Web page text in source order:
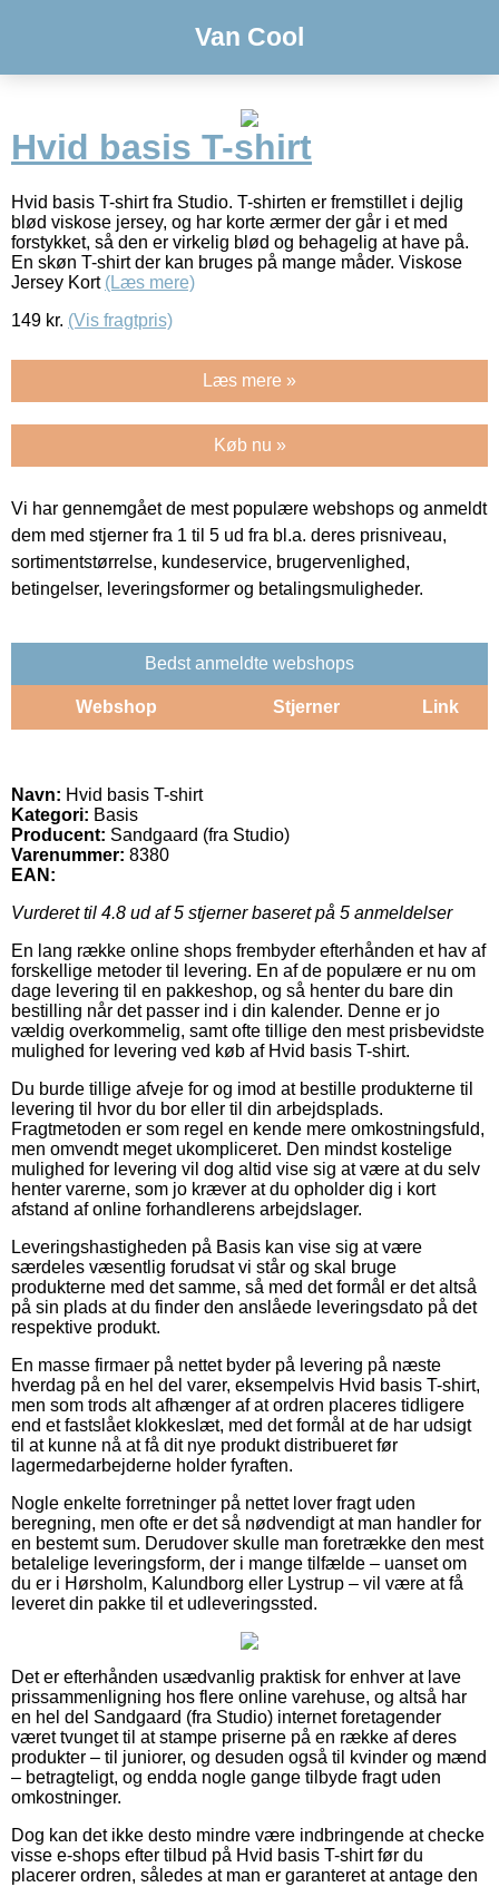
Van Cool
Hvid basis T-shirt
Hvid basis T-shirt fra Studio. T-shirten er fremstillet i dejlig
blød viskose jersey, og har korte ærmer der går i et med
forstykket, så den er virkelig blød og behagelig at have på.
En skøn T-shirt der kan bruges på mange måder. Viskose
Jersey Kort (Læs mere)
149 kr. (Vis fragtpris)
Læs mere »
Køb nu »
Vi har gennemgået de mest populære webshops og anmeldt
dem med stjerner fra 1 til 5 ud fra bl.a. deres prisniveau,
sortimentstørrelse, kundeservice, brugervenlighed,
betingelser, leveringsformer og betalingsmuligheder.
Bedst anmeldte webshops
Webshop Stjerner Link
Navn: Hvid basis T-shirt
Kategori: Basis
Producent: Sandgaard (fra Studio)
Varenummer: 8380
EAN:
Vurderet til 4.8 ud af 5 stjerner baseret på 5 anmeldelser
En lang række online shops frembyder efterhånden et hav af
forskellige metoder til levering. En af de populære er nu om
dage levering til en pakkeshop, og så henter du bare din
bestilling når det passer ind i din kalender. Denne er jo
vældig overkommelig, samt ofte tillige den mest prisbevidste
mulighed for levering ved køb af Hvid basis T-shirt.
Du burde tillige afveje for og imod at bestille produkterne til
levering til hvor du bor eller til din arbejdsplads.
Fragtmetoden er som regel en kende mere omkostningsfuld,
men omvendt meget ukompliceret. Den mindst kostelige
mulighed for levering vil dog altid vise sig at være at du selv
henter varerne, som jo kræver at du opholder dig i kort
afstand af online forhandlerens arbejdslager.
Leveringshastigheden på Basis kan vise sig at være
særdeles væsentlig forudsat vi står og skal bruge
produkterne med det samme, så med det formål er det altså
på sin plads at du finder den anslåede leveringsdato på det
respektive produkt.
En masse firmaer på nettet byder på levering på næste
hverdag på en hel del varer, eksempelvis Hvid basis T-shirt,
men som trods alt afhænger af at ordren placeres tidligere
end et fastslået klokkeslæt, med det formål at de har udsigt
til at kunne nå at få dit nye produkt distribueret før
lagermedarbejderne holder fyraften.
Nogle enkelte forretninger på nettet lover fragt uden
beregning, men ofte er det så nødvendigt at man handler for
en bestemt sum. Derudover skulle man foretrække den mest
betalelige leveringsform, der i mange tilfælde – uanset om
du er i Hørsholm, Kalundborg eller Lystrup – vil være at få
leveret din pakke til et udleveringssted.
Det er efterhånden usædvanlig praktisk for enhver at lave
prissammenligning hos flere online varehuse, og altså har
en hel del Sandgaard (fra Studio) internet foretagender
været tvunget til at stampe priserne på en række af deres
produkter – til juniorer, og desuden også til kvinder og mænd
– betragteligt, og endda nogle gange tilbyde fragt uden
omkostninger.
Dog kan det ikke desto mindre være indbringende at checke
visse e-shops efter tilbud på Hvid basis T-shirt før du
placerer ordren, således at man er garanteret at antage den